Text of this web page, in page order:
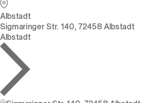
Albstadt
Sigmaringer Str. 140, 72458 Albstadt
Albstadt